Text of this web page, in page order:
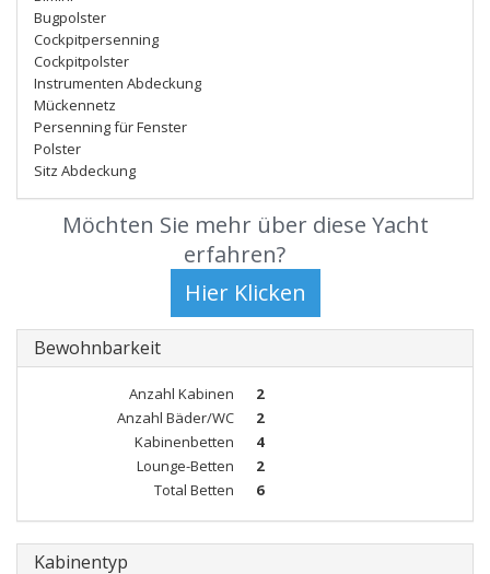
Bugpolster
Cockpitpersenning
Cockpitpolster
Instrumenten Abdeckung
Mückennetz
Persenning für Fenster
Polster
Sitz Abdeckung
Möchten Sie mehr über diese Yacht
erfahren?
Bewohnbarkeit
Anzahl Kabinen
2
Anzahl Bäder/WC
2
Kabinenbetten
4
Lounge-Betten
2
Total Betten
6
Kabinentyp